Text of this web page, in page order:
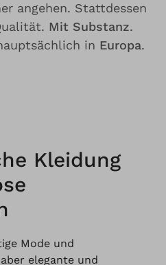
angehen. Stattdessen
Mit Substanz.
in Europa.
Kleidung
Mode und
elegante und